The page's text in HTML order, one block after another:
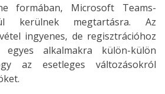
formában, Microsoft Teams-
kerülnek megtartásra. Az
ingyenes, de regisztrációhoz
alkalmakra külön-külön
az esetleges változásokról